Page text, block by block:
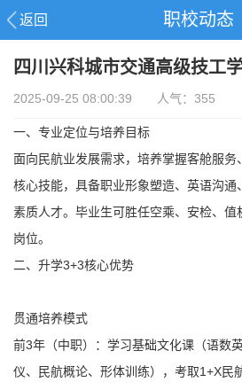
返回 职校动态
四川兴科城市交通高级技工
2025-09-25 08:00:39 人气：355
一、专业定位与培养目标
面向民航业发展需求，培养掌握客舱服
核心技能，具备职业形象塑造、英语沟
素质人才。毕业生可胜任空乘、安检、值
岗位。
二、升学3+3核心优势
贯通培养模式
前3年（中职）：学习基础文化课（语数
仪、民航概论、形体训练），考取1+X民